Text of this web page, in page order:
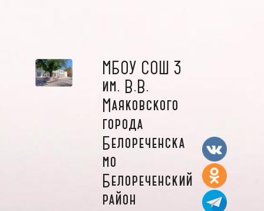
МБОУ СОШ 3
им. В.В.
Маяковского
города
Белореченска
мо
Белореченский
район